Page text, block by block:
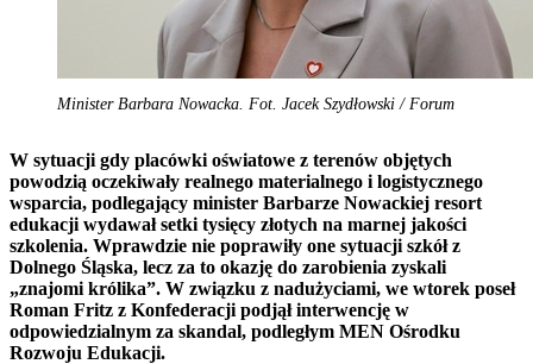
Minister Barbara Nowacka. Fot. Jacek Szydłowski / Forum
W sytuacji gdy placówki oświatowe z terenów objętych
powodzią oczekiwały realnego materialnego i logistycznego
wsparcia, podlegający minister Barbarze Nowackiej resort
edukacji wydawał setki tysięcy złotych na marnej jakości
szkolenia. Wprawdzie nie poprawiły one sytuacji szkół z
Dolnego Śląska, lecz za to okazję do zarobienia zyskali
„znajomi królika”. W związku z nadużyciami, we wtorek poseł
Roman Fritz z Konfederacji podjął interwencję w
odpowiedzialnym za skandal, podległym MEN Ośrodku
Rozwoju Edukacji.